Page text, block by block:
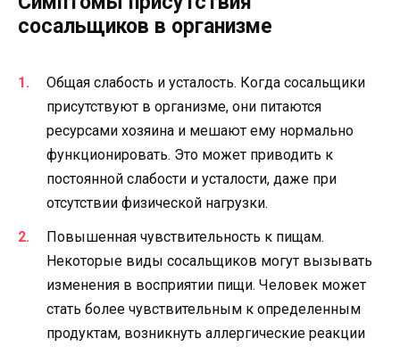
сосальщиков в организме
Общая слабость и усталость. Когда сосальщики
присутствуют в организме, они питаются
ресурсами хозяина и мешают ему нормально
функционировать. Это может приводить к
постоянной слабости и усталости, даже при
отсутствии физической нагрузки.
Повышенная чувствительность к пищам.
Некоторые виды сосальщиков могут вызывать
изменения в восприятии пищи. Человек может
стать более чувствительным к определенным
продуктам, возникнуть аллергические реакции